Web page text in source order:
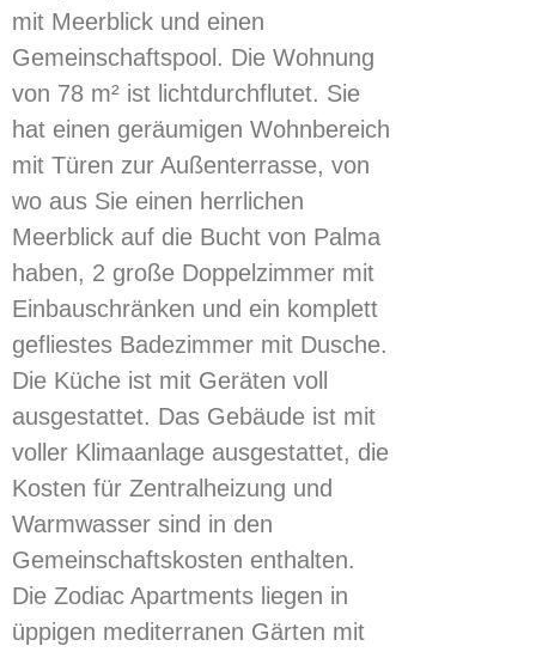
mit Meerblick und einen
Gemeinschaftspool. Die Wohnung
von 78 m² ist lichtdurchflutet. Sie
hat einen geräumigen Wohnbereich
mit Türen zur Außenterrasse, von
wo aus Sie einen herrlichen
Meerblick auf die Bucht von Palma
haben, 2 große Doppelzimmer mit
Einbauschränken und ein komplett
gefliestes Badezimmer mit Dusche.
Die Küche ist mit Geräten voll
ausgestattet. Das Gebäude ist mit
voller Klimaanlage ausgestattet, die
Kosten für Zentralheizung und
Warmwasser sind in den
Gemeinschaftskosten enthalten.
Die Zodiac Apartments liegen in
üppigen mediterranen Gärten mit